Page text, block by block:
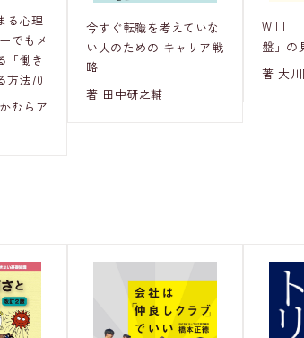
る心理
でもメ
「働き
方法70
むらア
今すぐ転職を考えていな
い人のための キャリア戦
略
著 田中研之輔
WILL
盤」の
著 大